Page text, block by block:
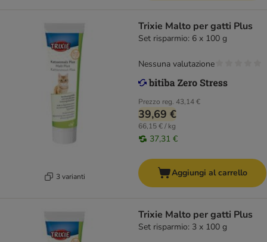
3 varianti
Trixie Malto per gatti Plus
Set risparmio: 6 x 100 g
Prezzo reg. 43,14 €
39,69 €
66,15 € / kg
37,31 €
Nessuna valutazione
Aggiungi al carrello
Trixie Malto per gatti Plus
Set risparmio: 3 x 100 g